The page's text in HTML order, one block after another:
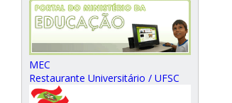
MEC
Restaurante Universitário / UFSC